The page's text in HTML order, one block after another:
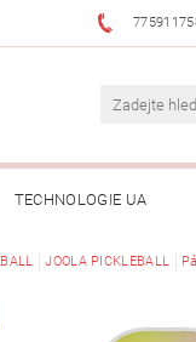
TECHNOLOGIE UA
JOOLA PICKLEBALL